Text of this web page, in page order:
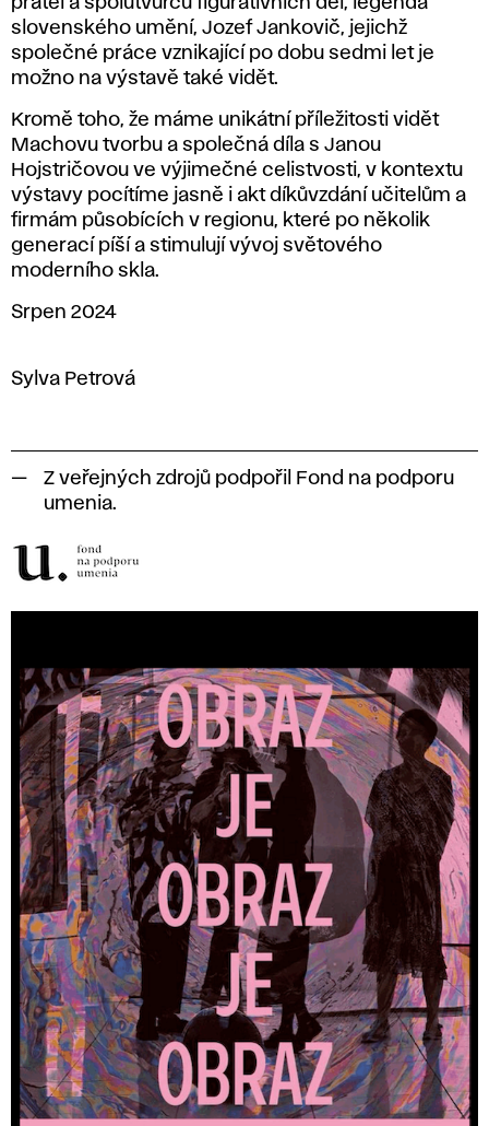
slovenského umění, Jozef Jankovič, jejichž
společné práce vznikající po dobu sedmi let je
možno na výstavě také vidět.
Kromě toho, že máme unikátní příležitosti vidět
Machovu tvorbu a společná díla s Janou
Hojstričovou ve výjimečné celistvosti, v kontextu
výstavy pocítíme jasně i akt díkůvzdání učitelům a
firmám působících v regionu, které po několik
generací píší a stimulují vývoj světového
moderního skla.
Srpen 2024
Sylva Petrová
Z veřejných zdrojů podpořil Fond na podporu
umenia.